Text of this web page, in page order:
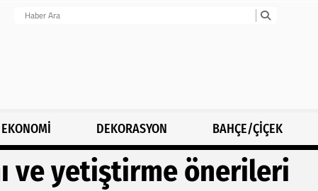
EKONOMİ DEKORASYON BAHÇE/ÇİÇEK
ve yetiştirme önerileri